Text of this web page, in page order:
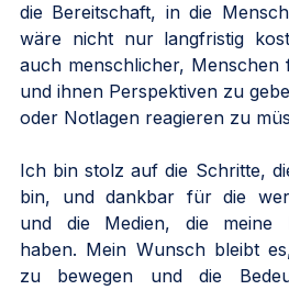
die Bereitschaft, in die
wäre nicht nur langfristig
auch menschlicher, Menschen
und ihnen Perspektiven zu
oder Notlagen reagieren zu
Ich bin stolz auf die Schritte,
bin, und dankbar für die
und die Medien, die meine
haben. Mein Wunsch bleibt
zu bewegen und die